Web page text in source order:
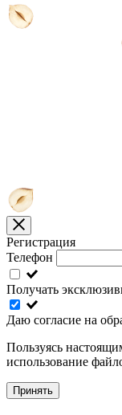
Регистрация
Телефон
Получать
Даю согласие на
Пользуясь
использование
Принять